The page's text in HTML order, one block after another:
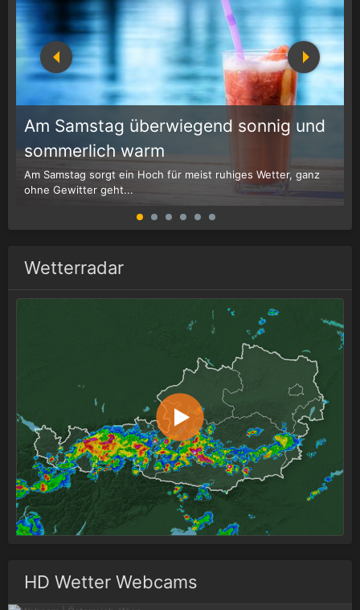
Am Samstag überwiegend sonnig und
sommerlich warm
Am Samstag sorgt ein Hoch für meist ruhiges Wetter, ganz
ohne Gewitter geht...
Wetterradar
HD Wetter Webcams